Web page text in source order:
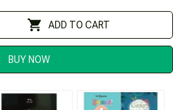
ADD TO CART
BUY NOW